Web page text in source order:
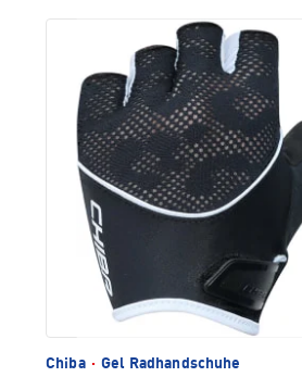
Chiba · Gel Radhandschuhe